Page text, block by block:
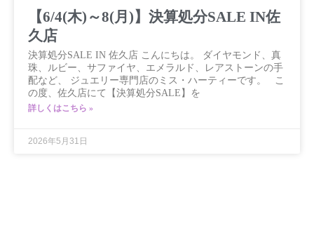
【6/4(木)～8(月)】決算処分SALE IN佐
久店
決算処分SALE IN 佐久店 こんにちは。 ダイヤモンド、真
珠、ルビー、サファイヤ、エメラルド、レアストーンの手
配など、 ジュエリー専門店のミス・ハーティーです。 こ
の度、佐久店にて【決算処分SALE】を
詳しくはこちら »
2026年5月31日